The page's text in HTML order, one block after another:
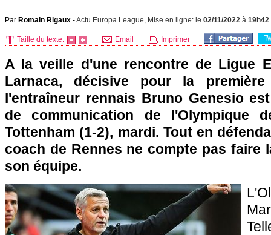
Par Romain Rigaux -Actu Europa League, Mise en ligne: le 02/11/2022 à 19h42
Taille du texte: Email Imprimer
A la veille d'une rencontre de Ligue
Larnaca, décisive pour la
l'entraîneur rennais Bruno Genesio
de communication de l'Olympique
Tottenham (1-2), mardi. Tout en
coach de Rennes ne compte pas faire
son équipe.